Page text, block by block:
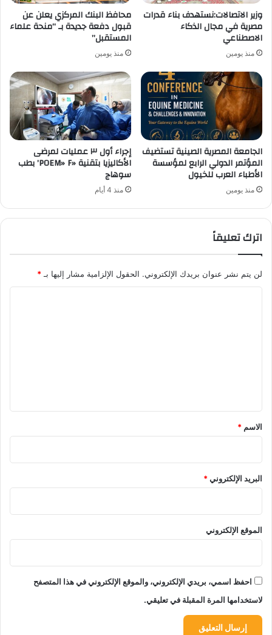
وزير الاتصالات:نستهدف بناء قدرات
مصرية في مجال الذكاء
الاصطناعي
منذ يومين
محافظ البنك المركزي يعلن عن
قبول دفعة جديدة بـ “منحة علماء
المستقبل”
منذ يومين
الجامعة المصرية الصينية تستضيف
المؤتمر الدولي الرابع لمؤسسة
الأطباء العرب للخيول
منذ يومين
إجراء أول ٣ عمليات لمرضى
الأكاليزيا بتقنية «POEM» F’ بطب
سوهاج
منذ 4 أيام
اترك تعليقاً
لن يتم نشر عنوان بريدك الإلكتروني. الحقول الإلزامية مشار إليها بـ *
*
الاسم *
البريد الإلكتروني*
الموقع الإلكتروني
احفظ اسمي، بريدي الإلكتروني، والموقع الإلكتروني في هذا المتصفح
لاستخدامها المرة المقبلة في تعليقي.